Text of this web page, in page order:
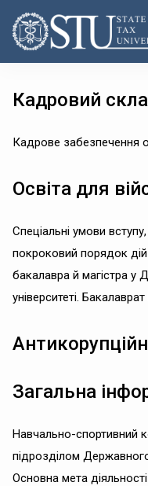
Кадровий
Кадрове забезпечення
Освіта для
Спеціальні умови
покроковий порядок
бакалавра й магістра
університеті.
Загальна
Навчально-спортивний
підрозділом
Основна мета